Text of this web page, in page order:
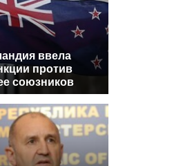
ввела
против
союзников